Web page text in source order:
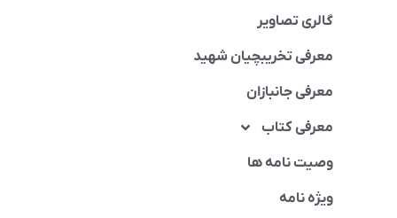
گالری تصاویر
معرفی تخریبچیان شهید
معرفی جانبازان
معرفی کتاب
وصیت نامه ها
ویژه نامه